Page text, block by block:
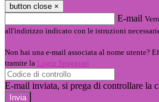
button close ×
E-mail
all'indirizzo indicato con le istruzioni
Non hai una e-mail associata al nome utente?
tramite la Login Spaggiari
E-mail inviata, si prega di controllare la